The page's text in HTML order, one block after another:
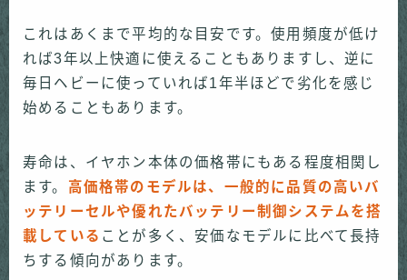
これはあくまで平均的な目安です。使用頻度が低け
れば3年以上快適に使えることもありますし、逆に
毎日ヘビーに使っていれば1年半ほどで劣化を感じ
始めることもあります。
寿命は、イヤホン本体の価格帯にもある程度相関し
ます。 高価格帯のモデルは、一般的に品質の高いバ
ッテリーセルや優れたバッテリー制御システムを搭
載している ことが多く、安価なモデルに比べて長持
ちする傾向があります。